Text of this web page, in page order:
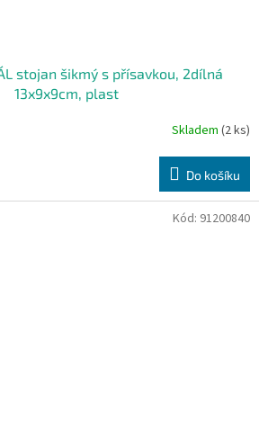
stojan šikmý s přísavkou, 2dílná
13x9x9cm, plast
Skladem (2 ks)
Do košíku
Kód: 91200840